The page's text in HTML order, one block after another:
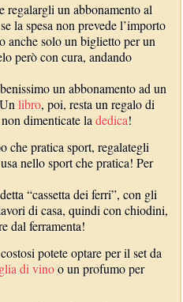
regalargli un abbonamento al
la spesa non prevede l’importo
anche solo un biglietto per un
però con cura, andando
un abbonamento ad un
Unlibro, poi, resta un regalo di
dimenticate ladedica!
che pratica sport, regalategli
nello sport che pratica! Per
“cassetta dei ferri”, con gli
di casa, quindi con chiodini,
dal ferramenta!
potete optare per il set da
di vinoo un profumo per